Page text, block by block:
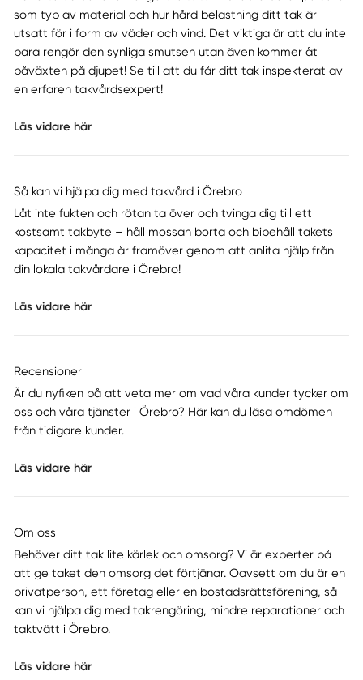
som typ av material och hur hård belastning ditt tak är
utsatt för i form av väder och vind. Det viktiga är att du inte
bara rengör den synliga smutsen utan även kommer åt
påväxten på djupet! Se till att du får ditt tak inspekterat av
en erfaren takvårdsexpert!
Läs vidare här
Så kan vi hjälpa dig med takvård i Örebro
Låt inte fukten och rötan ta över och tvinga dig till ett
kostsamt takbyte – håll mossan borta och bibehåll takets
kapacitet i många år framöver genom att anlita hjälp från
din lokala takvårdare i Örebro!
Läs vidare här
Recensioner
Är du nyfiken på att veta mer om vad våra kunder tycker om
oss och våra tjänster i Örebro? Här kan du läsa omdömen
från tidigare kunder.
Läs vidare här
Om oss
Behöver ditt tak lite kärlek och omsorg? Vi är experter på
att ge taket den omsorg det förtjänar. Oavsett om du är en
privatperson, ett företag eller en bostadsrättsförening, så
kan vi hjälpa dig med takrengöring, mindre reparationer och
taktvätt i Örebro.
Läs vidare här